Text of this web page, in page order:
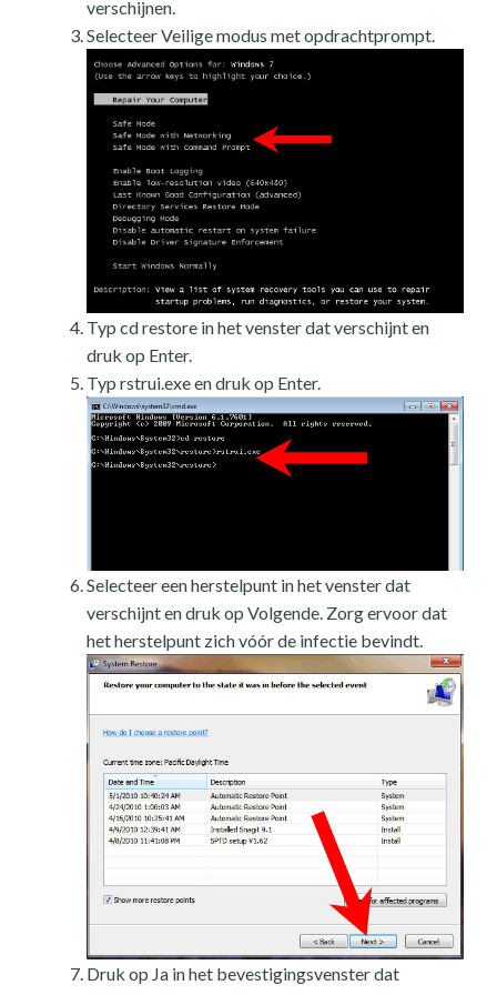
verschijnen.
Selecteer Veilige modus met opdrachtprompt.
Typ cd restore in het venster dat verschijnt en
druk op Enter.
Typ rstrui.exe en druk op Enter.
Selecteer een herstelpunt in het venster dat
verschijnt en druk op Volgende. Zorg ervoor dat
het herstelpunt zich vóór de infectie bevindt.
Druk op Ja in het bevestigingsvenster dat